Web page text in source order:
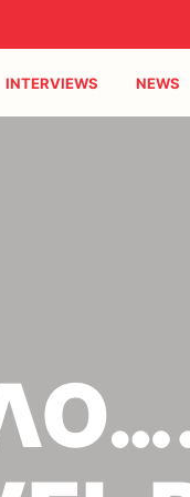
INTERVIEWS NEWS